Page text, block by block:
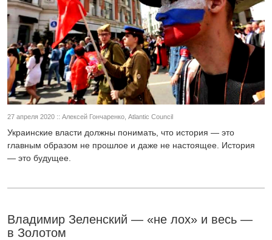
27 апреля 2020 :: Алексей Гончаренко, Atlantic Council
Украинские власти должны понимать, что история — это
главным образом не прошлое и даже не настоящее. История
— это будущее.
Владимир Зеленский — «не лох» и весь —
в Золотом